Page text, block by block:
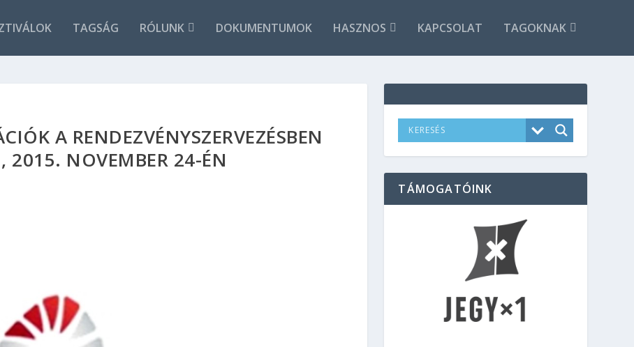
TAGSÁG RÓLUNK DOKUMENTUMOK HASZNOS KAPCSOLAT TAGOKNAK
A RENDEZVÉNYSZERVEZÉSBEN
2015. NOVEMBER 24-ÉN
TÁMOGATÓINK